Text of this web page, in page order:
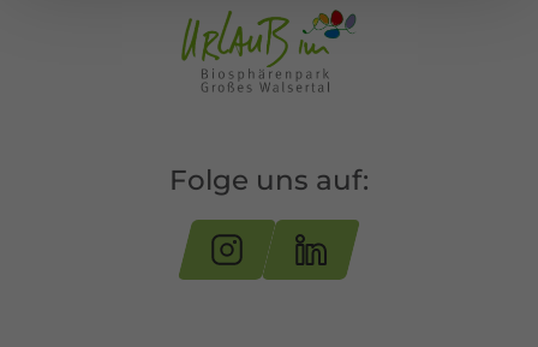
Folge uns auf: